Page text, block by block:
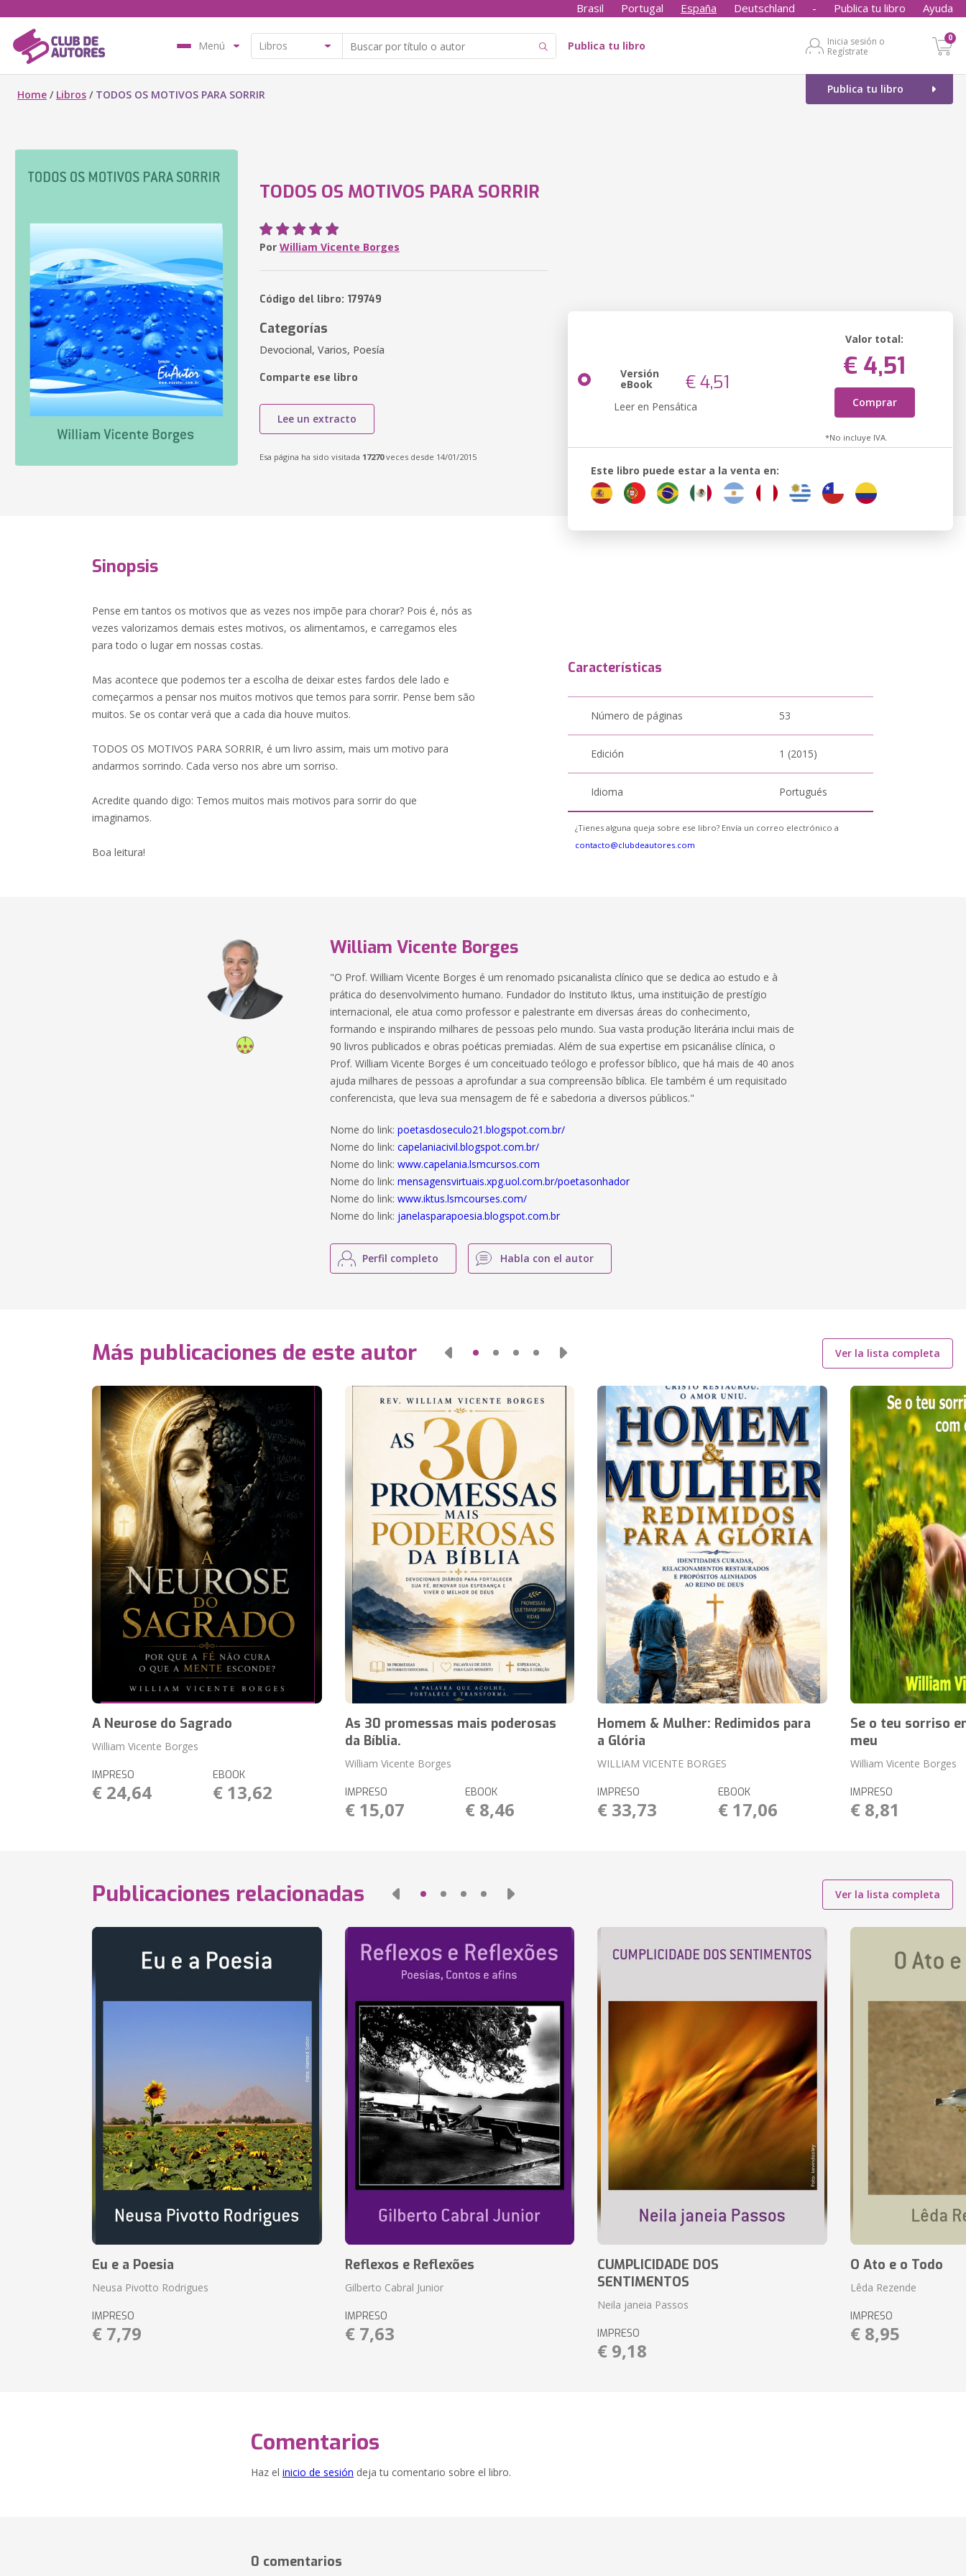
Brasil Portugal España Deutschland - Publica tu libro Ayuda
Menú Publica tu libro
Inicia sesión o
Regístrate
0
Publica tu libro
Home / Libros / TODOS OS MOTIVOS PARA SORRIR
TODOS OS MOTIVOS PARA SORRIR
Por William Vicente Borges
Código del libro: 179749
Categorías
Devocional, Varios, Poesía
Comparte ese libro
Lee un extracto
Esa página ha sido visitada 17270veces desde 14/01/2015
Versión
eBook € 4,51
Leer en Pensática
Valor total:
€ 4,51
Comprar
*No incluye IVA.
Este libro puede estar a la venta en:
Sinopsis
Pense em tantos os motivos que as vezes nos impõe para chorar? Pois é, nós as
vezes valorizamos demais estes motivos, os alimentamos, e carregamos eles
para todo o lugar em nossas costas.
Mas acontece que podemos ter a escolha de deixar estes fardos dele lado e
começarmos a pensar nos muitos motivos que temos para sorrir. Pense bem são
muitos. Se os contar verá que a cada dia houve muitos.
TODOS OS MOTIVOS PARA SORRIR, é um livro assim, mais um motivo para
andarmos sorrindo. Cada verso nos abre um sorriso.
Acredite quando digo: Temos muitos mais motivos para sorrir do que
imaginamos.
Boa leitura!
Características
Número de páginas 53
Edición 1 (2015)
Idioma Portugués
¿Tienes alguna queja sobre ese libro? Envía un correo electrónico a
contacto@clubdeautores.com
William Vicente Borges
"O Prof. William Vicente Borges é um renomado psicanalista clínico que se dedica ao estudo e à
prática do desenvolvimento humano. Fundador do Instituto Iktus, uma instituição de prestígio
internacional, ele atua como professor e palestrante em diversas áreas do conhecimento,
formando e inspirando milhares de pessoas pelo mundo. Sua vasta produção literária inclui mais de
90 livros publicados e obras poéticas premiadas. Além de sua expertise em psicanálise clínica, o
Prof. William Vicente Borges é um conceituado teólogo e professor bíblico, que há mais de 40 anos
ajuda milhares de pessoas a aprofundar a sua compreensão bíblica. Ele também é um requisitado
conferencista, que leva sua mensagem de fé e sabedoria a diversos públicos."
Nome do link:poetasdoseculo21.blogspot.com.br/
Nome do link:capelaniacivil.blogspot.com.br/
Nome do link:www.capelania.lsmcursos.com
Nome do link:mensagensvirtuais.xpg.uol.com.br/poetasonhador
Nome do link:www.iktus.lsmcourses.com/
Nome do link: janelasparapoesia.blogspot.com.br
Perfil completo Habla con el autor
Más publicaciones de este autor Ver la lista completa
A Neurose do Sagrado
William Vicente Borges
IMPRESO
€ 24,64
EBOOK
€ 13,62
As 30 promessas mais poderosas
da Bíblia.
William Vicente Borges
IMPRESO
€ 15,07
EBOOK
€ 8,46
Homem & Mulher: Redimidos para
a Glória
WILLIAM VICENTE BORGES
IMPRESO
€ 33,73
EBOOK
€ 17,06
Se o teu sorriso
meu
William Vicente Borges
IMPRESO
€ 8,81
Publicaciones relacionadas Ver la lista completa
Eu e a Poesia
Neusa Pivotto Rodrigues
IMPRESO
€ 7,79
Reflexos e Reflexões
Gilberto Cabral Junior
IMPRESO
€ 7,63
CUMPLICIDADE DOS
SENTIMENTOS
Neila janeia Passos
IMPRESO
€ 9,18
O Ato e o Todo
Lêda Rezende
IMPRESO
€ 8,95
Comentarios
Haz el inicio de sesión deja tu comentario sobre el libro.
0 comentarios